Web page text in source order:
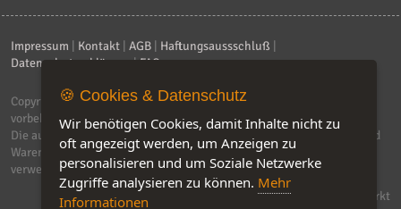
Impressum Kontakt AGB Haftungsaussschluß
Datenschutzerklärung|FAQ
Copyright © 2026ebiz-consult GmbH & Co. KG
vorbehalten.
Die auf dieser Seite verwendeten Produktbezeichnungen, Namen und
Warenzeichen sind Eigentum der jeweiligen Firmen. Unser Portal
verwendet Affiliat-Links, für dir wir Geld erhalten.
Software by IQ-Markt
🍪 Cookies & Datenschutz
Wir benötigen Cookies, damit Inhalte nicht zu
oft angezeigt werden, um Anzeigen zu
personalisieren und um Soziale Netzwerke
Zugriffe analysieren zu können. Mehr
Informationen